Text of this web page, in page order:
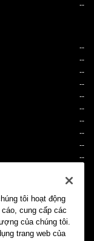
Lịch sử vị thế
tôi hoạt động
cung cấp các
của chúng tôi.
trang web của